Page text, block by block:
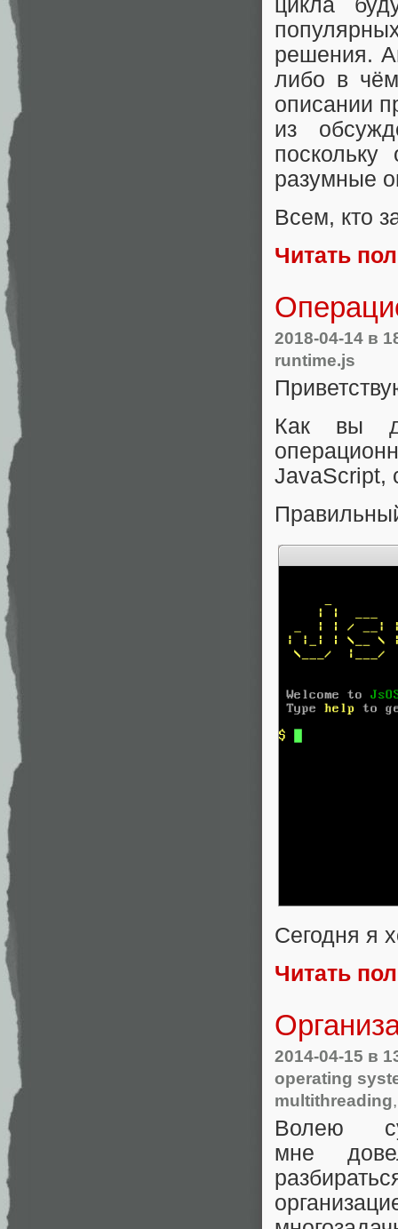
решения.
либо в
описании
из
разумные
Всем, кто
Читать
2018-04-14 в
runtime.js
Как вы
JavaScript,
Сегодня я
Читать
2014-04-15 в
operating
multithreading
Волею
мне